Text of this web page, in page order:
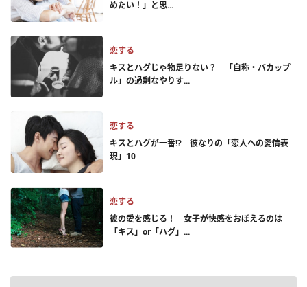
めたい！」と思...
恋する
キスとハグじゃ物足りない？ 「自称・バカップ
ル」の過剰なやりす...
恋する
キスとハグが一番!? 彼なりの「恋人への愛情表
現」10
恋する
彼の愛を感じる！ 女子が快感をおぼえるのは
「キス」or「ハグ」...